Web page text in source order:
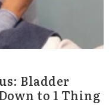
Bladder
to 1 Thing